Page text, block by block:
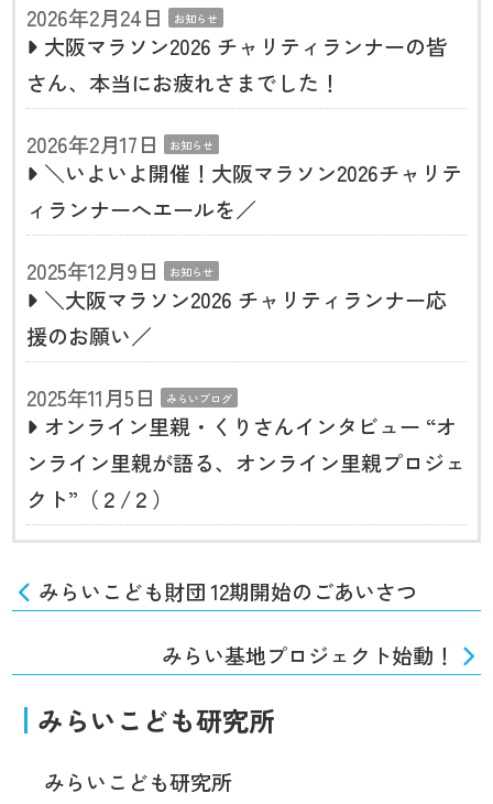
2026年2月24日 お知らせ
大阪マラソン2026 チャリティランナーの皆
さん、本当にお疲れさまでした！
2026年2月17日
お知らせ
＼いよいよ開催！大阪マラソン2026チャリテ
ィランナーへエールを／
2025年12月9日
お知らせ
＼大阪マラソン2026 チャリティランナー応
援のお願い／
2025年11月5日
みらいブログ
オンライン里親・くりさんインタビュー “オ
ンライン里親が語る、オンライン里親プロジェ
クト”（２/２）
みらいこども財団 12期開始のごあいさつ
みらい基地プロジェクト始動！
みらいこども研究所
みらいこども研究所